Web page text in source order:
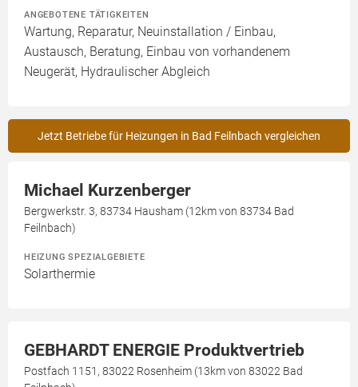
ANGEBOTENE TÄTIGKEITEN
Wartung, Reparatur, Neuinstallation / Einbau,
Austausch, Beratung, Einbau von vorhandenem
Neugerät, Hydraulischer Abgleich
Jetzt Betriebe für Heizungen in Bad Feilnbach vergleichen
Michael Kurzenberger
Bergwerkstr. 3, 83734 Hausham (12km von 83734 Bad
Feilnbach)
HEIZUNG SPEZIALGEBIETE
Solarthermie
GEBHARDT ENERGIE Produktvertrieb
Postfach 1151, 83022 Rosenheim (13km von 83022 Bad